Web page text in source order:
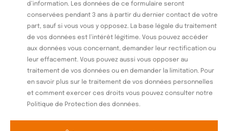
d’information. Les données de ce formulaire seront
conservées pendant 3 ans à partir du dernier contact de votre
part, sauf si vous vous y opposez. La base légale du traitement
de vos données est l’intérêt légitime. Vous pouvez accéder
aux données vous concernant, demander leur rectification ou
leur effacement. Vous pouvez aussi vous opposer au
traitement de vos données ou en demander la limitation. Pour
en savoir plus sur le traitement de vos données personnelles
et comment exercer ces droits vous pouvez consulter notre
Politique de Protection des données.